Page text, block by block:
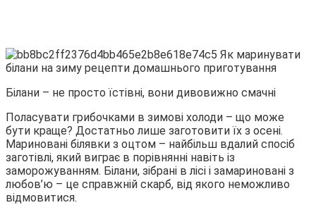
Білани – не просто їстівні, вони дивовижно смачні
Поласувати грибочками в зимові холоди – що може
бути краще? Достатньо лише заготовити їх з осені.
Мариновані білявки з оцтом – найбільш вдалий спосіб
заготівлі, який виграє в порівнянні навіть із
заморожуванням. Білани, зібрані в лісі і замариновані з
любов’ю – це справжній скарб, від якого неможливо
відмовитися.